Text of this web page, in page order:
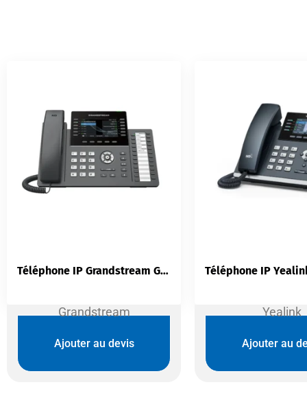
Grandstream
Téléphone IP Grandstream GRP2636 | 12 Lignes Wi-Fi 6 PoE GDMS
Ajouter au devis
Yealink
Ajouter au